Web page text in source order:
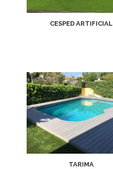
CESPED ARTIFICIAL
TARIMA